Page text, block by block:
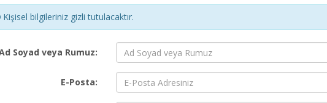
Kişisel bilgileriniz gizli tutulacaktır.
Soyad veya Rumuz:
E-Posta: